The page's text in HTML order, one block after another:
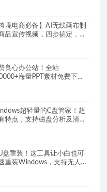
跨境电商必备】AI无线画布制
品宣传视频，四步搞定，无
良心办公站！全站
海量PPT素材免费下
超轻量的C盘管家！超
特点，支持磁盘分析及清理
盘重装！这工具让小白也可
重装Windows，支持无人值